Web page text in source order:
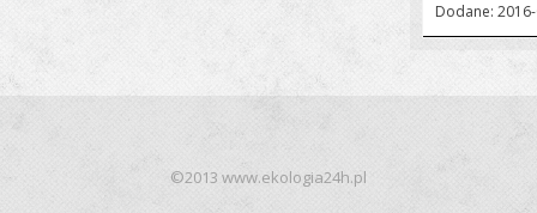
Dodane:
©2013 www.ekologia24h.pl